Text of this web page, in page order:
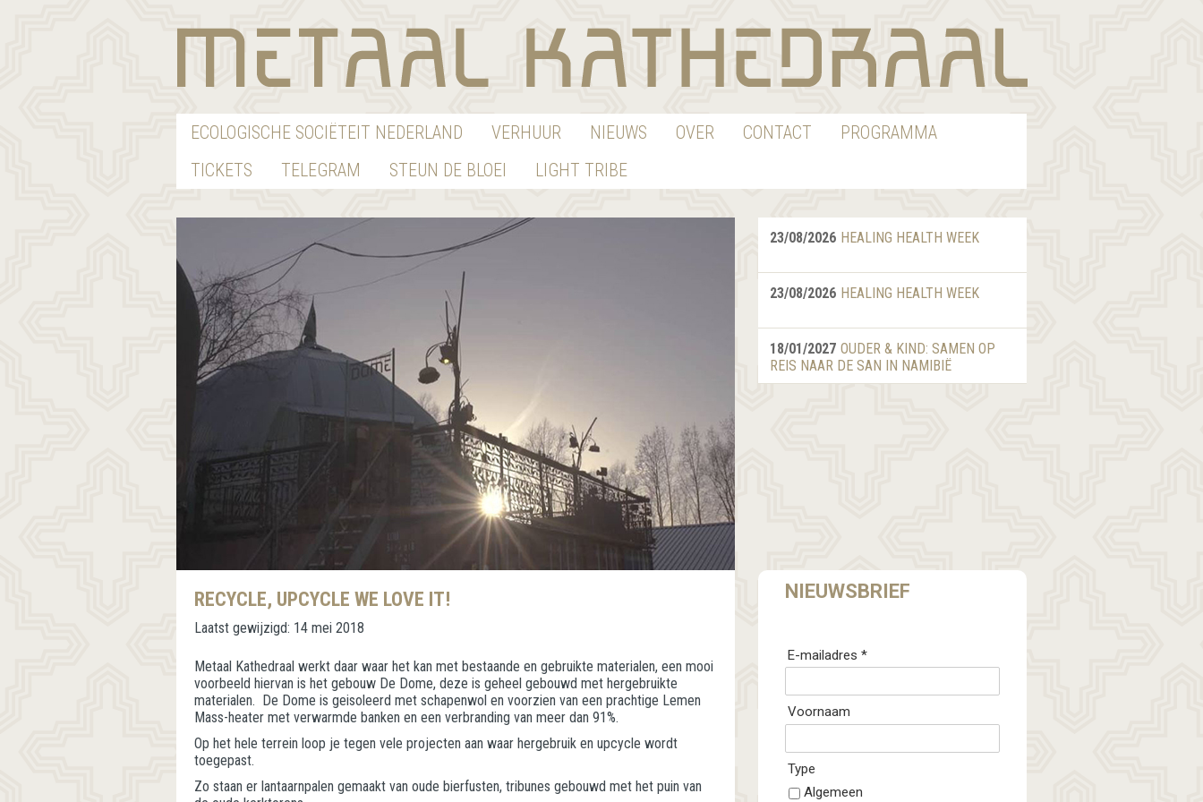
ECOLOGISCHE SOCIËTEIT NEDERLAND VERHUUR NIEUWS OVER CONTACT
PROGRAMMA
TICKETS
TELEGRAM STEUN DE BLOEI LIGHT TRIBE
RECYCLE, UPCYCLE WE LOVE IT!
Laatst gewijzigd: 14 mei 2018
Metaal Kathedraal werkt daar waar het kan met bestaande en gebruikte materialen, een mooi
voorbeeld hiervan is het gebouw De Dome, deze is geheel gebouwd met hergebruikte
materialen. De Dome is geisoleerd met schapenwol en voorzien van een prachtige Lemen
Mass-heater met verwarmde banken en een verbranding van meer dan 91%.
Op het hele terrein loop je tegen vele projecten aan waar hergebruik en upcycle wordt
toegepast.
Zo staan er lantaarnpalen gemaakt van oude bierfusten, tribunes gebouwd met het puin van
23/08/2026 HEALING HEALTH WEEK
23/08/2026 HEALING HEALTH WEEK
18/01/2027 OUDER & KIND: SAMEN OP
REIS NAAR DE SAN IN NAMIBIË
NIEUWSBRIEF
E-mailadres *
Voornaam
Type
Algemeen